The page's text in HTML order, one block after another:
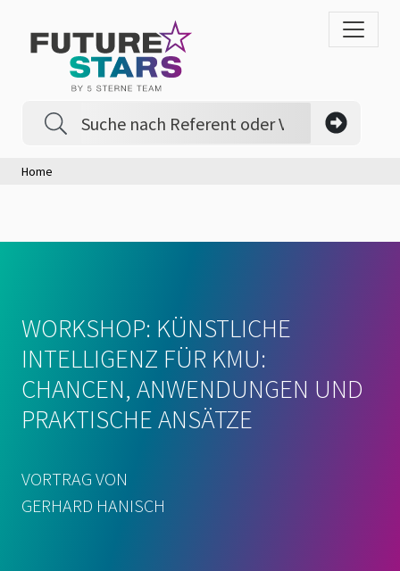
Home
WORKSHOP: KÜNSTLICHE
INTELLIGENZ FÜR KMU:
CHANCEN, ANWENDUNGEN UND
PRAKTISCHE ANSÄTZE
VORTRAG VON
GERHARD HANISCH